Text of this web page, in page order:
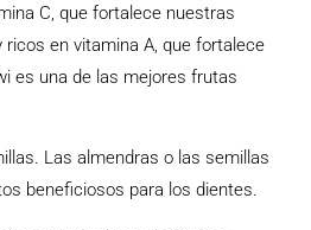
C, que fortalece nuestras
en vitamina A, que fortalece
es una de las mejores frutas
Las almendras o las semillas
beneficiosos para los dientes.